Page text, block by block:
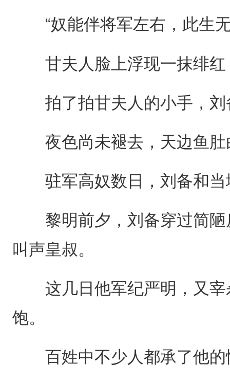
“奴能伴将军左右，此生无
甘夫人脸上浮现一抹绯红
拍了拍甘夫人的小手，刘
夜色尚未褪去，天边鱼肚
驻军高奴数日，刘备和当
黎明前夕，刘备穿过简陋
叫声皇叔。
这几日他军纪严明，又宰
饱。
百姓中不少人都承了他的